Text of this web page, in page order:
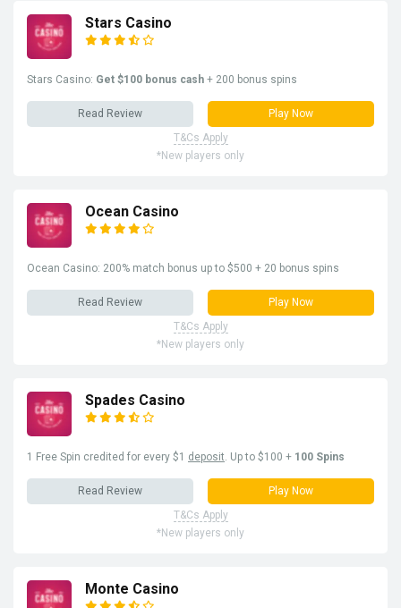
Stars Casino
Stars Casino: Get $100 bonus cash + 200 bonus spins
Read Review
Play Now
T&Cs Apply
*New players only
Ocean Casino
Ocean Casino: 200% match bonus up to $500 + 20 bonus spins
Read Review
Play Now
T&Cs Apply
*New players only
Spades Casino
1 Free Spin credited for every $1 deposit. Up to $100 + 100 Spins
Read Review
Play Now
T&Cs Apply
*New players only
Monte Casino